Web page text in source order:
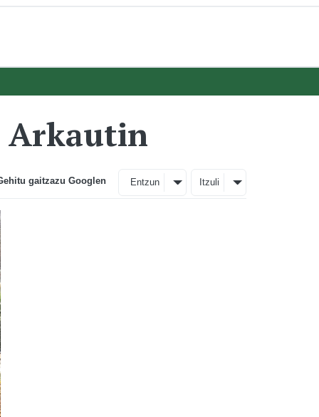
Arkautin
gaitzazu Googlen Entzun Itzuli